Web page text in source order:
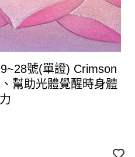
號(單證) Crimson
幫助光體覺醒時身體